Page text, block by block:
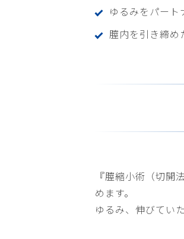
ゆるみをパート
膣内を引き締め
『膣縮小術（切
めます。
ゆるみ、伸びてい